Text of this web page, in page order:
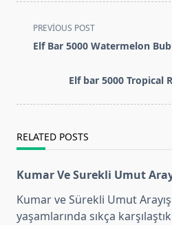
<span
class="nav-
text">Page</span>
PREVIOUS POST
Elf Bar 5000 Watermelon
Elf bar 5000 Tropical
RELATED POSTS
Kumar Ve Surekli Umut
Kumar ve Sürekli Umut
yaşamlarında sıkça